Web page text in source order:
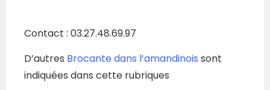
Contact : 03.27.48.69.97
D’autres Brocante dans l’amandinois sont
indiquées dans cette rubriques